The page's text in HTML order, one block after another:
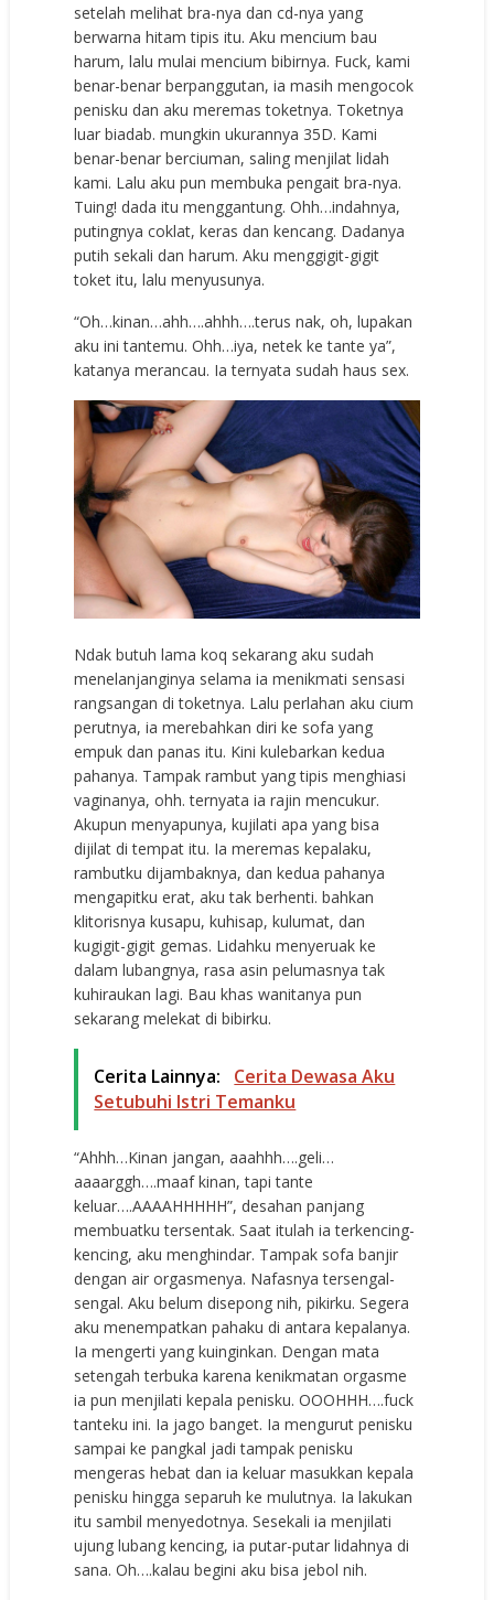
setelah melihat bra-nya dan cd-nya yang
berwarna hitam tipis itu. Aku mencium bau
harum, lalu mulai mencium bibirnya. Fuck, kami
benar-benar berpanggutan, ia masih mengocok
penisku dan aku meremas toketnya. Toketnya
luar biadab. mungkin ukurannya 35D. Kami
benar-benar berciuman, saling menjilat lidah
kami. Lalu aku pun membuka pengait bra-nya.
Tuing! dada itu menggantung. Ohh…indahnya,
putingnya coklat, keras dan kencang. Dadanya
putih sekali dan harum. Aku menggigit-gigit
toket itu, lalu menyusunya.
“Oh…kinan…ahh….ahhh….terus nak, oh, lupakan
aku ini tantemu. Ohh…iya, netek ke tante ya”,
katanya merancau. Ia ternyata sudah haus sex.
Ndak butuh lama koq sekarang aku sudah
menelanjanginya selama ia menikmati sensasi
rangsangan di toketnya. Lalu perlahan aku cium
perutnya, ia merebahkan diri ke sofa yang
empuk dan panas itu. Kini kulebarkan kedua
pahanya. Tampak rambut yang tipis menghiasi
vaginanya, ohh. ternyata ia rajin mencukur.
Akupun menyapunya, kujilati apa yang bisa
dijilat di tempat itu. Ia meremas kepalaku,
rambutku dijambaknya, dan kedua pahanya
mengapitku erat, aku tak berhenti. bahkan
klitorisnya kusapu, kuhisap, kulumat, dan
kugigit-gigit gemas. Lidahku menyeruak ke
dalam lubangnya, rasa asin pelumasnya tak
kuhiraukan lagi. Bau khas wanitanya pun
sekarang melekat di bibirku.
Cerita Lainnya:
Cerita Dewasa Aku
Setubuhi Istri Temanku
“Ahhh…Kinan jangan, aaahhh….geli…
aaaarggh….maaf kinan, tapi tante
keluar….AAAAHHHHH”, desahan panjang
membuatku tersentak. Saat itulah ia terkencing-
kencing, aku menghindar. Tampak sofa banjir
dengan air orgasmenya. Nafasnya tersengal-
sengal. Aku belum disepong nih, pikirku. Segera
aku menempatkan pahaku di antara kepalanya.
Ia mengerti yang kuinginkan. Dengan mata
setengah terbuka karena kenikmatan orgasme
ia pun menjilati kepala penisku. OOOHHH….fuck
tanteku ini. Ia jago banget. Ia mengurut penisku
sampai ke pangkal jadi tampak penisku
mengeras hebat dan ia keluar masukkan kepala
penisku hingga separuh ke mulutnya. Ia lakukan
itu sambil menyedotnya. Sesekali ia menjilati
ujung lubang kencing, ia putar-putar lidahnya di
sana. Oh….kalau begini aku bisa jebol nih.